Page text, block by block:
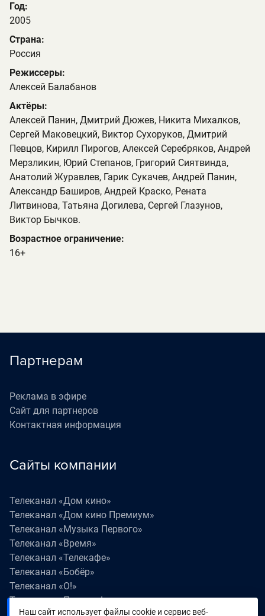
Год:
2005
Страна:
Россия
Режиссеры:
Алексей Балабанов
Актёры:
Алексей Панин, Дмитрий Дюжев, Никита Михалков,
Сергей Маковецкий, Виктор Сухоруков, Дмитрий
Певцов, Кирилл Пирогов, Алексей Серебряков, Андрей
Мерзликин, Юрий Степанов, Григорий Сиятвинда,
Анатолий Журавлев, Гарик Сукачев, Андрей Панин,
Александр Баширов, Андрей Краско, Рената
Литвинова, Татьяна Догилева, Сергей Глазунов,
Виктор Бычков.
Возрастное ограничение:
16+
Партнерам
Реклама в эфире
Сайт для партнеров
Контактная информация
Сайты компании
Телеканал «Дом кино»
Телеканал «Дом кино Премиум»
Телеканал «Музыка Первого»
Телеканал «Время»
Телеканал «Телекафе»
Телеканал «Бобёр»
Телеканал «О!»
Телеканал «Поехали!»
Наш сайт использует файлы cookie и сервис веб-